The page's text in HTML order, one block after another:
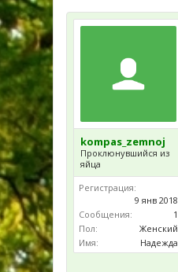
kompas_zemnoj
Проклюнувшийся из
яйца
Регистрация:
9 янв 2018
Сообщения:
1
Пол:
Женский
Имя:
Надежда